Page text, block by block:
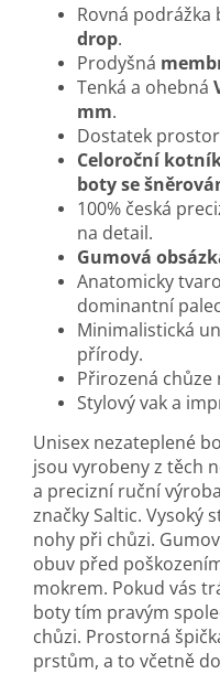
Rovná podrážka
drop.
Prodyšná
Tenká a ohebná
mm.
Dostatek
Celoroční
boty se
100% česká
na detail.
Gumová
Anatomicky
dominantní
Minimalistická
přírody.
Přirozená chůze
Stylový vak a
Unisex nezateplené
jsou vyrobeny z těch
a precizní ruční
značky Saltic. Vysoký
nohy při chůzi.
obuv před
mokrem. Pokud vás
boty tím pravým
chůzi. Prostorná
prstům, a to včetně